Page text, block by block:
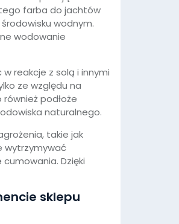
farba do jachtów
wodnym.
wodowanie
reakcje z solą i innymi
ze względu na
podłoże
naturalnego.
takie jak
wytrzymywać
Dzięki
sklepu